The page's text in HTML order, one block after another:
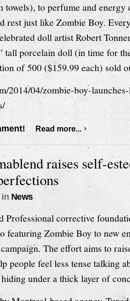
towels), to perfume and
rest just like Zombie Boy.
doll artist Robert
tall porcelain doll (in time for
of 500 ($159.99 each) sold
2014/04/zombie-boy-
Read more...
raises self-
in News
Professional corrective
featuring Zombie Boy to new
. The effort aims to
people feel less tense talking
under a thick layer of